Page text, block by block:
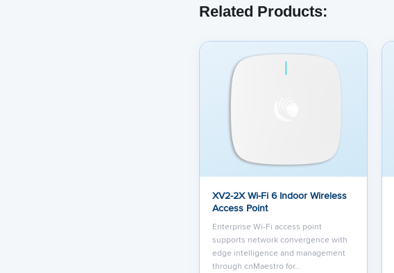
Related Products:
XV2-2X Wi-Fi 6 Indoor Wireless
Access Point
Enterprise Wi-Fi access point
supports network convergence with
edge intelligence and management
through cnMaestro for…